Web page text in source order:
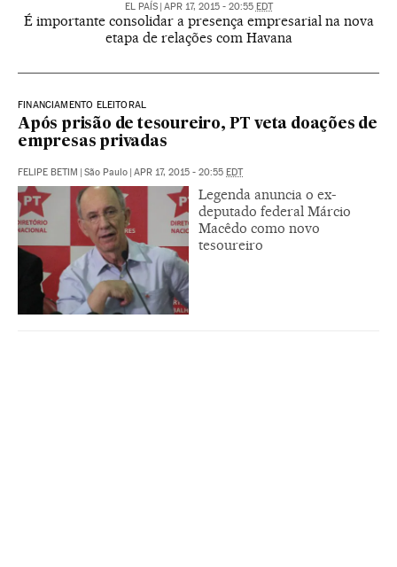
EL PAÍS | APR 17, 2015 - 20:55 EDT
É importante consolidar a presença empresarial na nova
etapa de relações com Havana
FINANCIAMENTO ELEITORAL
Após prisão de tesoureiro, PT veta doações de
empresas privadas
FELIPE BETIM | São Paulo | APR 17, 2015 - 20:55 EDT
Legenda anuncia o ex-
deputado federal Márcio
Macêdo como novo
tesoureiro